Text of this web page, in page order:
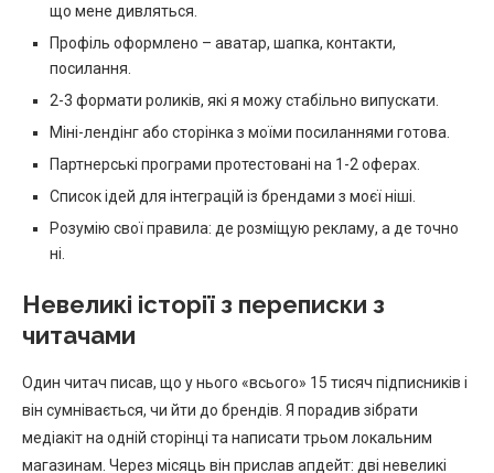
що мене дивляться.
Профіль оформлено – аватар, шапка, контакти,
посилання.
2-3 формати роликів, які я можу стабільно випускати.
Міні-лендінг або сторінка з моїми посиланнями готова.
Партнерські програми протестовані на 1-2 оферах.
Список ідей для інтеграцій із брендами з моєї ніші.
Розумію свої правила: де розміщую рекламу, а де точно
ні.
Невеликі історії з переписки з
читачами
Один читач писав, що у нього «всього» 15 тисяч підписників і
він сумнівається, чи йти до брендів. Я порадив зібрати
медіакіт на одній сторінці та написати трьом локальним
магазинам. Через місяць він прислав апдейт: дві невеликі